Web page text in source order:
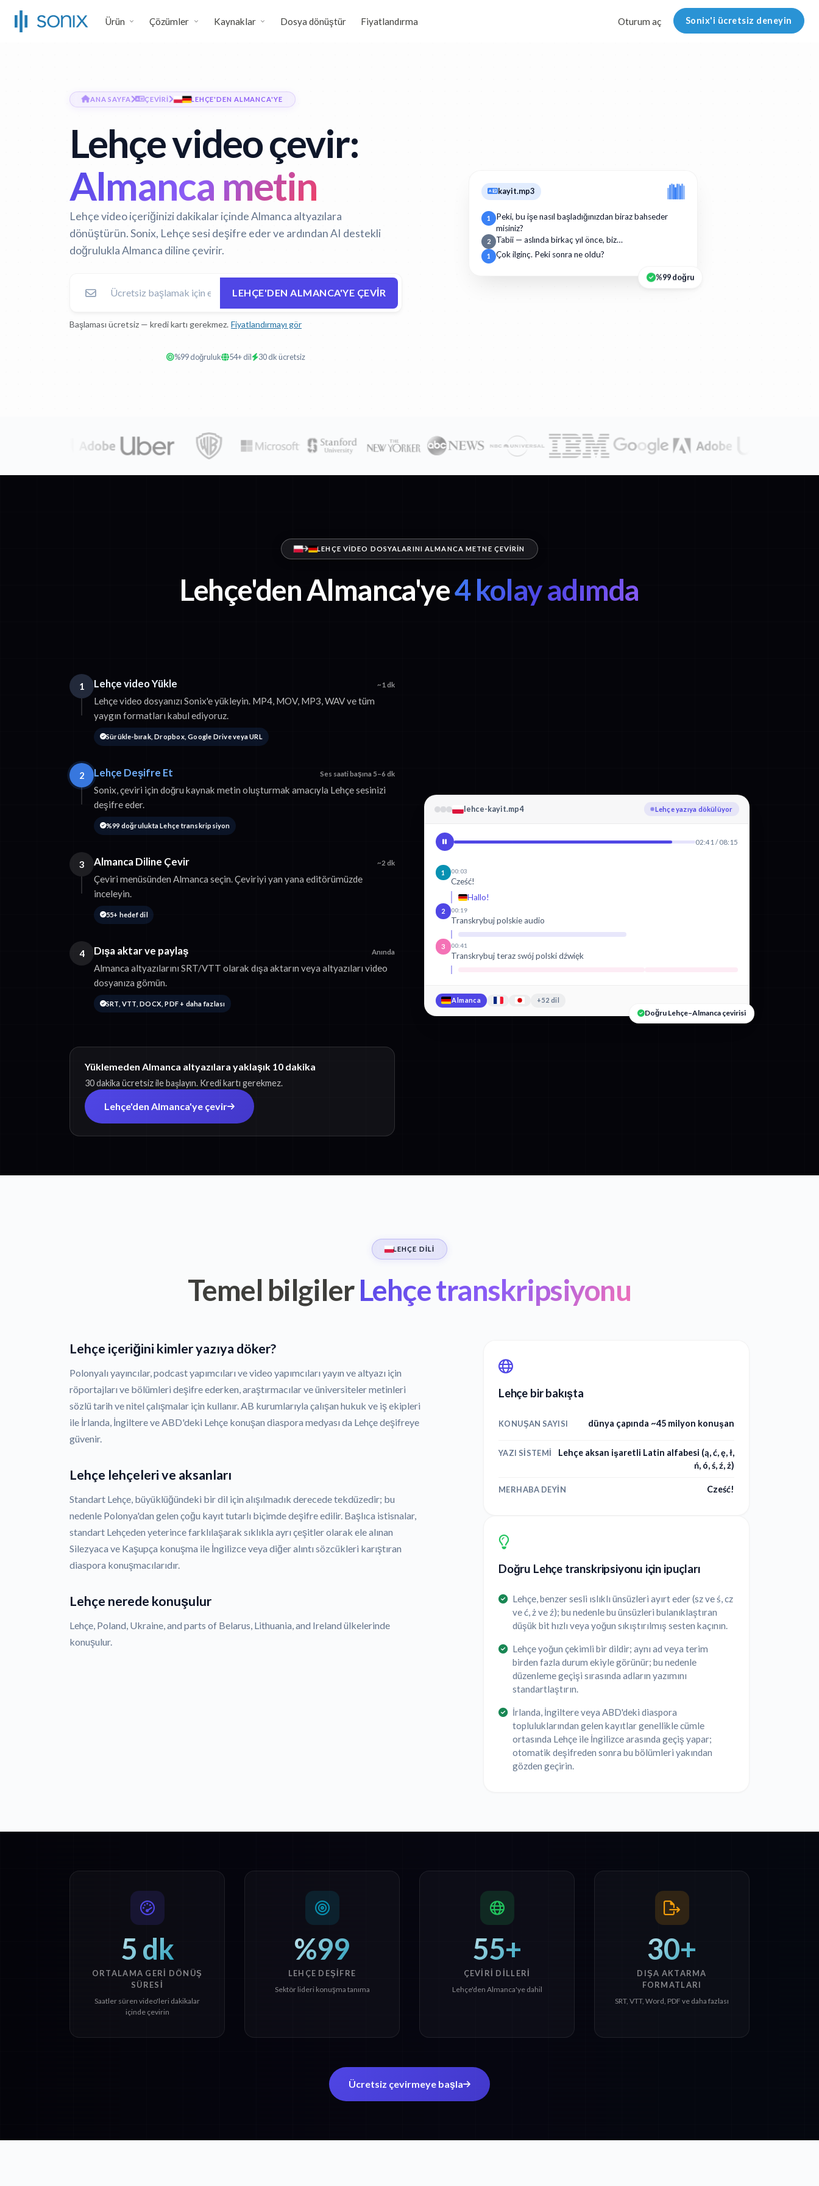
Ürün Çözümler Kaynaklar Dosya dönüştür Fiyatlandırma Oturum aç Sonix'i ücretsiz deneyin
ANA SAYFA ÇEVIRI LEHÇE'DEN ALMANCA'YE
Lehçe video çevir:
Almanca metin
Lehçe video içeriğinizi dakikalar içinde Almanca altyazılara
dönüştürün. Sonix, Lehçe sesi deşifre eder ve ardından AI destekli
doğrulukla Almanca diline çevirir.
LEHÇE'DEN ALMANCA'YE ÇEVIR
Başlaması ücretsiz — kredi kartı gerekmez. Fiyatlandırmayı gör
%99 doğruluk 54+ dil 30 dk ücretsiz
kayit.mp3
1
Peki, bu işe nasıl başladığınızdan biraz bahseder
misiniz?
2 Tabii — aslında birkaç yıl önce, biz…
1 Çok ilginç. Peki sonra ne oldu?
%99 doğru
LEHÇE VIDEO DOSYALARINI ALMANCA METNE ÇEVIRIN
Lehçe'den Almanca'ye4 kolay adımda
1 Lehçe video Yükle ~1 dk
Lehçe video dosyanızı Sonix'e yükleyin. MP4, MOV, MP3, WAV ve tüm
yaygın formatları kabul ediyoruz.
Sürükle-bırak, Dropbox, Google Drive veya URL
2 Lehçe Deşifre Et Ses saati başına 5–6 dk
Sonix, çeviri için doğru kaynak metin oluşturmak amacıyla Lehçe sesinizi
deşifre eder.
%99 doğrulukta Lehçe transkripsiyon
3 Almanca Diline Çevir ~2 dk
Çeviri menüsünden Almanca seçin. Çeviriyi yan yana editörümüzde
inceleyin.
55+ hedef dil
4 Dışa aktar ve paylaş Anında
Almanca altyazılarını SRT/VTT olarak dışa aktarın veya altyazıları video
dosyanıza gömün.
SRT, VTT, DOCX, PDF + daha fazlası
Yüklemeden Almanca altyazılara yaklaşık 10 dakika
30 dakika ücretsiz ile başlayın. Kredi kartı gerekmez.
Lehçe'den Almanca'ye çevir
lehce-kayit.mp4 Lehçe yazıya dökülüyor
02:41 / 08:15
1 00:03
Cześć!
Hallo!
2 00:19
Transkrybuj polskie audio
3 00:41
Transkrybuj teraz swój polski dźwięk
Almanca +52 dil
Doğru Lehçe–Almanca çevirisi
LEHÇE DILI
Temel bilgilerLehçe transkripsiyonu
Lehçe içeriğini kimler yazıya döker?
Polonyalı yayıncılar, podcast yapımcıları ve video yapımcıları yayın ve altyazı için
röportajları ve bölümleri deşifre ederken, araştırmacılar ve üniversiteler metinleri
sözlü tarih ve nitel çalışmalar için kullanır. AB kurumlarıyla çalışan hukuk ve iş ekipleri
ile İrlanda, İngiltere ve ABD'deki Lehçe konuşan diaspora medyası da Lehçe deşifreye
güvenir.
Lehçe lehçeleri ve aksanları
Standart Lehçe, büyüklüğündeki bir dil için alışılmadık derecede tekdüzedir; bu
nedenle Polonya'dan gelen çoğu kayıt tutarlı biçimde deşifre edilir. Başlıca istisnalar,
standart Lehçeden yeterince farklılaşarak sıklıkla ayrı çeşitler olarak ele alınan
Silezyaca ve Kaşupça konuşma ile İngilizce veya diğer alıntı sözcükleri karıştıran
diaspora konuşmacılarıdır.
Lehçe nerede konuşulur
Lehçe, Poland, Ukraine, and parts of Belarus, Lithuania, and Ireland ülkelerinde
konuşulur.
Lehçe bir bakışta
KONUŞAN SAYISI dünya çapında ~45 milyon konuşan
YAZI SISTEMI
Lehçe aksan işaretli Latin alfabesi (ą, ć, ę, ł,
ń, ó, ś, ź, ż)
MERHABA DEYIN Cześć!
Doğru Lehçe transkripsiyonu için ipuçları
Lehçe, benzer sesli ıslıklı ünsüzleri ayırt eder (sz ve ś, cz
ve ć, ż ve ź); bu nedenle bu ünsüzleri bulanıklaştıran
düşük bit hızlı veya yoğun sıkıştırılmış sesten kaçının.
Lehçe yoğun çekimli bir dildir; aynı ad veya terim
birden fazla durum ekiyle görünür; bu nedenle
düzenleme geçişi sırasında adların yazımını
standartlaştırın.
İrlanda, İngiltere veya ABD'deki diaspora
topluluklarından gelen kayıtlar genellikle cümle
ortasında Lehçe ile İngilizce arasında geçiş yapar;
otomatik deşifreden sonra bu bölümleri yakından
gözden geçirin.
5 dk
ORTALAMA GERI DÖNÜŞ
SÜRESI
Saatler süren video'leri dakikalar
içinde çevirin
%99
LEHÇE DEŞIFRE
Sektör lideri konuşma tanıma
55+
ÇEVIRI DILLERI
Lehçe'den Almanca'ye dahil
30+
DIŞA AKTARMA
FORMATLARI
SRT, VTT, Word, PDF ve daha fazlası
Ücretsiz çevirmeye başla